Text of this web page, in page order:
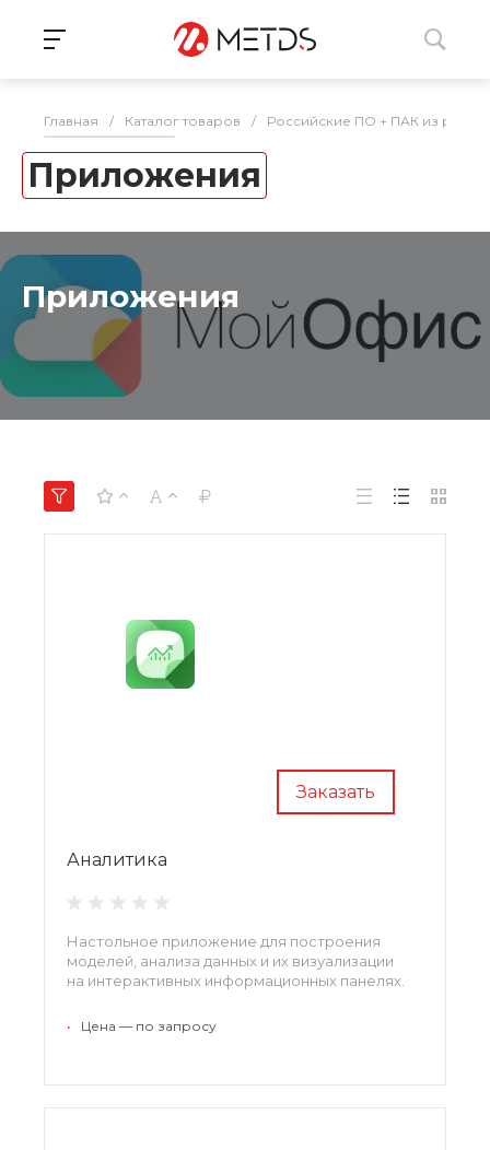
Главная / Каталог товаров / Российские ПО + ПАК из
Приложения
Приложения
Заказать
Аналитика
Настольное приложение для построения
моделей, анализа данных и их визуализации
на интерактивных информационных панелях.
• Цена — по запросу